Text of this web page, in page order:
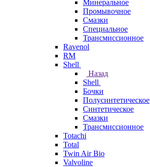
Минеральное
Промывочное
Смазки
Специальное
Трансмиссионное
Ravenol
RM
Shell
Назад
Shell
Бочки
Полусинтетическое
Синтетическое
Смазки
Трансмиссионное
Totachi
Total
Twin Air Bio
Valvoline